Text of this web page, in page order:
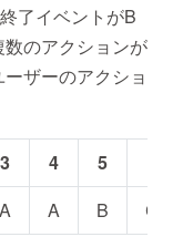
了イベントがB
のアクションが
ザーのアクショ
3 4 5
A A B C